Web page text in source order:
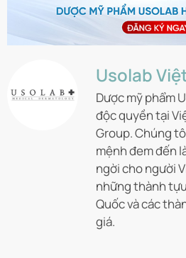
Usolab
Dược mỹ phẩm
độc quyền tại
Group. Chúng
mệnh đem đến
ngời cho người
những thành
Quốc và các
giá.